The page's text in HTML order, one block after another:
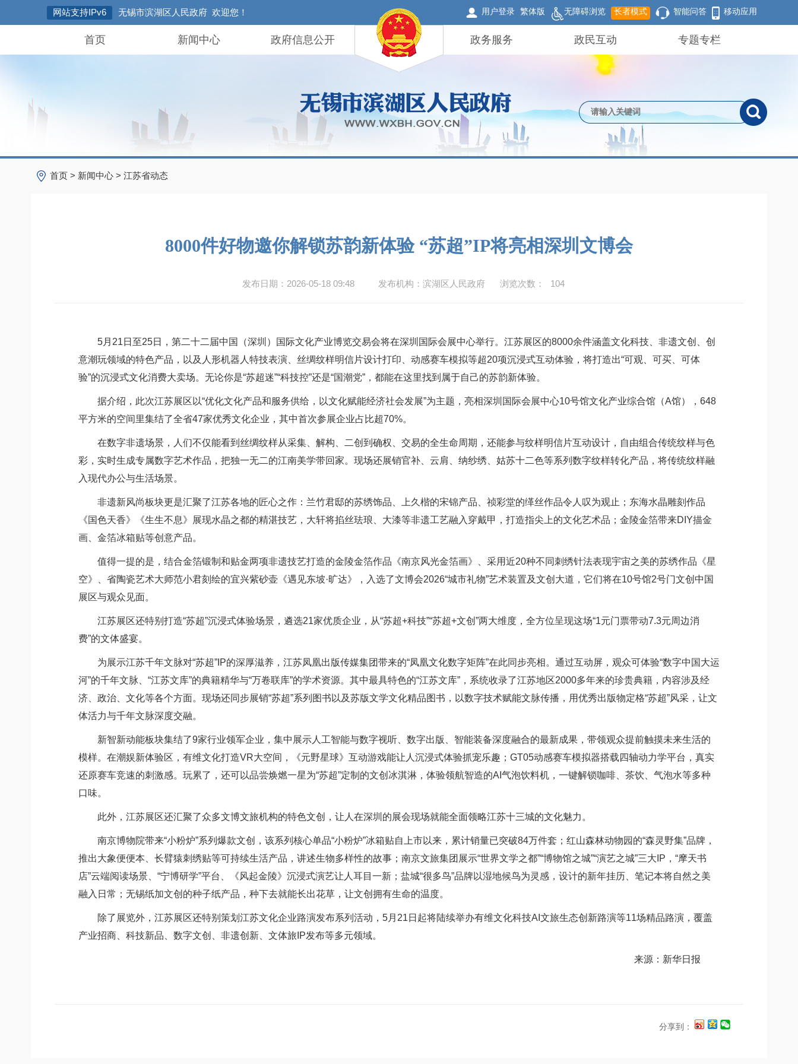
网站支持IPv6 无锡市滨湖区人民政府 欢迎您！ 用户登录 繁体版 无障碍浏览 长者模式 智能问答 移动应用
首页 新闻中心 政府信息公开 政务服务 政民互动 专题专栏
首页 > 新闻中心 > 江苏省动态
8000件好物邀你解锁苏韵新体验 “苏超”IP将亮相深圳文博会
发布日期：2026-05-18 09:48 发布机构：滨湖区人民政府 浏览次数： 104
5月21日至25日，第二十二届中国（深圳）国际文化产业博览交易会将在深圳国际会展中心举行。江苏展区的8000余件涵盖文化科技、非遗文创、创
意潮玩领域的特色产品，以及人形机器人特技表演、丝绸纹样明信片设计打印、动感赛车模拟等超20项沉浸式互动体验，将打造出“可观、可买、可体
验”的沉浸式文化消费大卖场。无论你是“苏超迷”“科技控”还是“国潮党”，都能在这里找到属于自己的苏韵新体验。
据介绍，此次江苏展区以“优化文化产品和服务供给，以文化赋能经济社会发展”为主题，亮相深圳国际会展中心10号馆文化产业综合馆（A馆），648
平方米的空间里集结了全省47家优秀文化企业，其中首次参展企业占比超70%。
在数字非遗场景，人们不仅能看到丝绸纹样从采集、解构、二创到确权、交易的全生命周期，还能参与纹样明信片互动设计，自由组合传统纹样与色
彩，实时生成专属数字艺术作品，把独一无二的江南美学带回家。现场还展销官补、云肩、纳纱绣、姑苏十二色等系列数字纹样转化产品，将传统纹样融
入现代办公与生活场景。
非遗新风尚板块更是汇聚了江苏各地的匠心之作：兰竹君邸的苏绣饰品、上久楷的宋锦产品、祯彩堂的缂丝作品令人叹为观止；东海水晶雕刻作品
《国色天香》《生生不息》展现水晶之都的精湛技艺，大轩将掐丝珐琅、大漆等非遗工艺融入穿戴甲，打造指尖上的文化艺术品；金陵金箔带来DIY描金
画、金箔冰箱贴等创意产品。
值得一提的是，结合金箔锻制和贴金两项非遗技艺打造的金陵金箔作品《南京风光金箔画》、采用近20种不同刺绣针法表现宇宙之美的苏绣作品《星
空》、省陶瓷艺术大师范小君刻绘的宜兴紫砂壶《遇见东坡·旷达》，入选了文博会2026“城市礼物”艺术装置及文创大道，它们将在10号馆2号门文创中国
展区与观众见面。
江苏展区还特别打造“苏超”沉浸式体验场景，遴选21家优质企业，从“苏超+科技”“苏超+文创”两大维度，全方位呈现这场“1元门票带动7.3元周边消
费”的文体盛宴。
为展示江苏千年文脉对“苏超”IP的深厚滋养，江苏凤凰出版传媒集团带来的“凤凰文化数字矩阵”在此同步亮相。通过互动屏，观众可体验“数字中国大运
河”的千年文脉、“江苏文库”的典籍精华与“万卷联库”的学术资源。其中最具特色的“江苏文库”，系统收录了江苏地区2000多年来的珍贵典籍，内容涉及经
济、政治、文化等各个方面。现场还同步展销“苏超”系列图书以及苏版文学文化精品图书，以数字技术赋能文脉传播，用优秀出版物定格“苏超”风采，让文
体活力与千年文脉深度交融。
新智新动能板块集结了9家行业领军企业，集中展示人工智能与数字视听、数字出版、智能装备深度融合的最新成果，带领观众提前触摸未来生活的
模样。在潮娱新体验区，有维文化打造VR大空间，《元野星球》互动游戏能让人沉浸式体验抓宠乐趣；GT05动感赛车模拟器搭载四轴动力学平台，真实
还原赛车竞速的刺激感。玩累了，还可以品尝焕燃一星为“苏超”定制的文创冰淇淋，体验领航智造的AI气泡饮料机，一键解锁咖啡、茶饮、气泡水等多种
口味。
此外，江苏展区还汇聚了众多文博文旅机构的特色文创，让人在深圳的展会现场就能全面领略江苏十三城的文化魅力。
南京博物院带来“小粉炉”系列爆款文创，该系列核心单品“小粉炉”冰箱贴自上市以来，累计销量已突破84万件套；红山森林动物园的“森灵野集”品牌，
推出大象便便本、长臂猿刺绣贴等可持续生活产品，讲述生物多样性的故事；南京文旅集团展示“世界文学之都”“博物馆之城”“演艺之城”三大IP，“摩天书
店”云端阅读场景、“宁博研学”平台、《风起金陵》沉浸式演艺让人耳目一新；盐城“很多鸟”品牌以湿地候鸟为灵感，设计的新年挂历、笔记本将自然之美
融入日常；无锡纸加文创的种子纸产品，种下去就能长出花草，让文创拥有生命的温度。
除了展览外，江苏展区还特别策划江苏文化企业路演发布系列活动，5月21日起将陆续举办有维文化科技AI文旅生态创新路演等11场精品路演，覆盖
产业招商、科技新品、数字文创、非遗创新、文体旅IP发布等多元领域。
来源：新华日报
分享到：